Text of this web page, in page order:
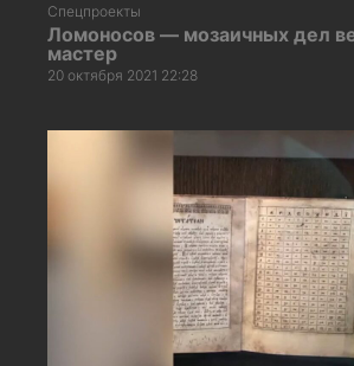
Спецпроекты
Ломоносов — мозаичных дел
мастер
20 октября 2021 22:28